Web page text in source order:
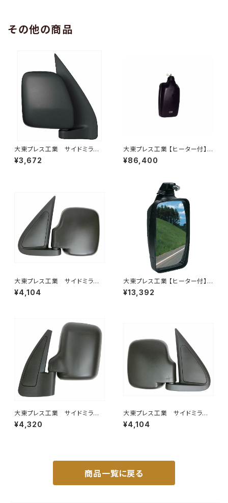
その他の商品
大東プレス工業 サイドミラー/
バックミラー ダイハツ ハイ
ゼットカーゴ 右 06年～ DI-
¥3,672
大東プレス工業 【ヒーター付】ハ
イウェイリモコンミラー DI-722
1CXE
¥86,400
大東プレス工業 サイドミラー/
バックミラー ダイハツ ハイ
ゼット 左 99年～ DI-647
¥4,104
大東プレス工業 【ヒーター付】ハ
イウェイミラー ヒーター付 100
¥13,392
大東プレス工業 サイドミラー/
バックミラースバル サンバー
左 99年～ DI-641
¥4,320
大東プレス工業 サイドミラー/
バックミラダイハツ ハイゼッ
ト 右 99年～ DI-646
¥4,104
商品一覧に戻る